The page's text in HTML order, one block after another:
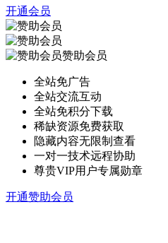
开通会员
赞助会员
全站免广告
全站交流互动
全站免积分下载
稀缺资源免费获取
隐藏内容无限制查看
一对一技术远程协助
尊贵VIP用户专属勋章
开通赞助会员